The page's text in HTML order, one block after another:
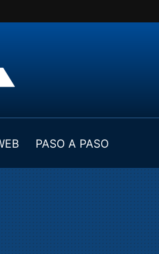
PASO A PASO